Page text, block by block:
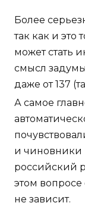
Более
так как и это
может стать
смысл
даже от 137
А самое
и чиновники
российский
этом
не зависит.